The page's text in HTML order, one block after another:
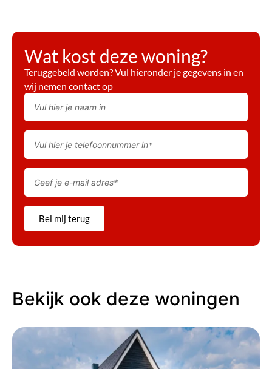
Wat kost deze woning?
Teruggebeld worden? Vul hieronder je gegevens in en
wij nemen contact op
Bel mij terug
Bekijk ook deze woningen